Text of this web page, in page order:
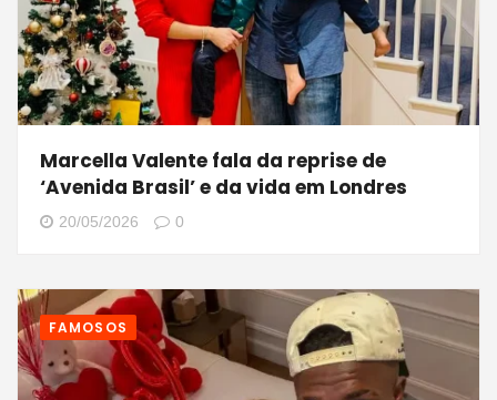
Marcella Valente fala da reprise de
‘Avenida Brasil’ e da vida em Londres
20/05/2026 0
FAMOSOS